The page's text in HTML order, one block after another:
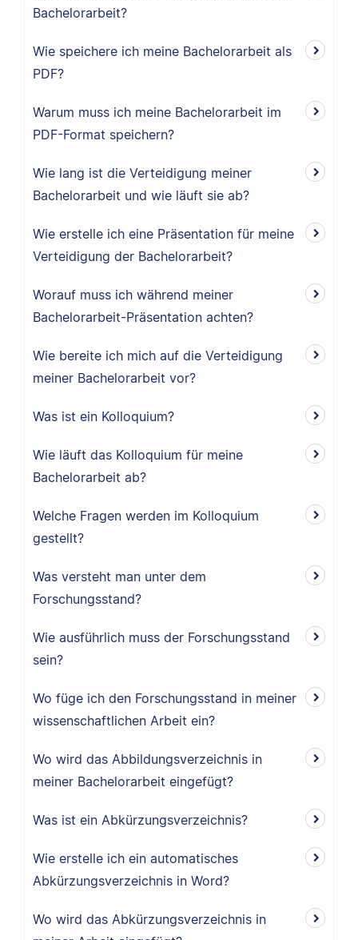
Bachelorarbeit?
Wie speichere ich meine Bachelorarbeit als
PDF?
Warum muss ich meine Bachelorarbeit im
PDF-Format speichern?
Wie lang ist die Verteidigung meiner
Bachelorarbeit und wie läuft sie ab?
Wie erstelle ich eine Präsentation für meine
Verteidigung der Bachelorarbeit?
Worauf muss ich während meiner
Bachelorarbeit-Präsentation achten?
Wie bereite ich mich auf die Verteidigung
meiner Bachelorarbeit vor?
Was ist ein Kolloquium?
Wie läuft das Kolloquium für meine
Bachelorarbeit ab?
Welche Fragen werden im Kolloquium
gestellt?
Was versteht man unter dem
Forschungsstand?
Wie ausführlich muss der Forschungsstand
sein?
Wo füge ich den Forschungsstand in meiner
wissenschaftlichen Arbeit ein?
Wo wird das Abbildungsverzeichnis in
meiner Bachelorarbeit eingefügt?
Was ist ein Abkürzungsverzeichnis?
Wie erstelle ich ein automatisches
Abkürzungsverzeichnis in Word?
Wo wird das Abkürzungsverzeichnis in